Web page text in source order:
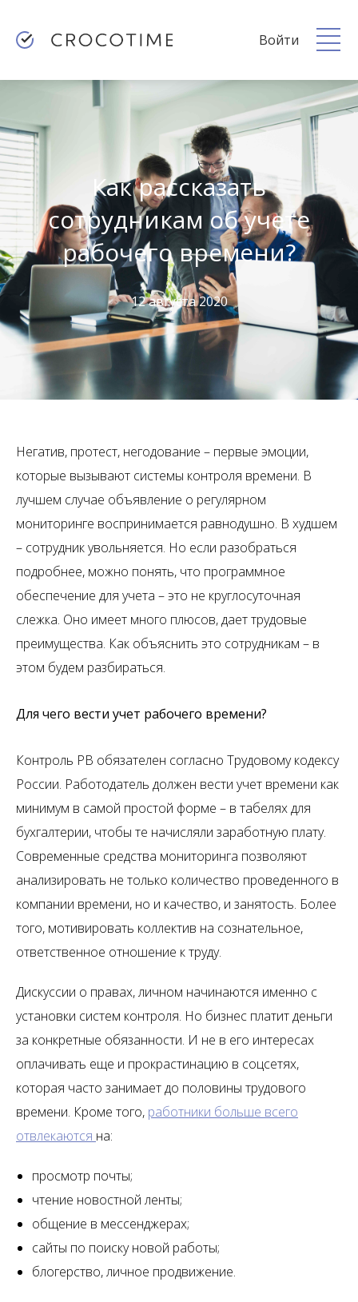
Войти
Как рассказать
сотрудникам об учете
рабочего времени?
12 августа 2020
Негатив, протест, негодование – первые эмоции,
которые вызывают системы контроля времени. В
лучшем случае объявление о регулярном
мониторинге воспринимается равнодушно. В худшем
– сотрудник увольняется. Но если разобраться
подробнее, можно понять, что программное
обеспечение для учета – это не круглосуточная
слежка. Оно имеет много плюсов, дает трудовые
преимущества. Как объяснить это сотрудникам – в
этом будем разбираться.
Для чего вести учет рабочего времени?
Контроль РВ обязателен согласно Трудовому кодексу
России. Работодатель должен вести учет времени как
минимум в самой простой форме – в табелях для
бухгалтерии, чтобы те начисляли заработную плату.
Современные средства мониторинга позволяют
анализировать не только количество проведенного в
компании времени, но и качество, и занятость. Более
того, мотивировать коллектив на сознательное,
ответственное отношение к труду.
Дискуссии о правах, личном начинаются именно с
установки систем контроля. Но бизнес платит деньги
за конкретные обязанности. И не в его интересах
оплачивать еще и прокрастинацию в соцсетях,
которая часто занимает до половины трудового
времени. Кроме того, работники больше всего
отвлекаются на:
просмотр почты;
чтение новостной ленты;
общение в мессенджерах;
сайты по поиску новой работы;
блогерство, личное продвижение.